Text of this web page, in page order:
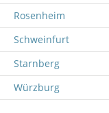
Rosenheim
Schweinfurt
Starnberg
Würzburg